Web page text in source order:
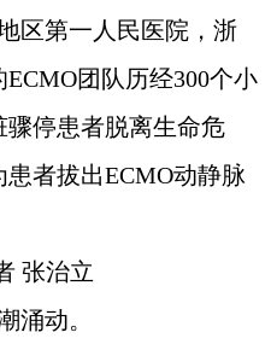
区第一人民医院，浙
团队历经300个小
停患者脱离生命危
者拔出ECMO动静脉
张治立
涌动。